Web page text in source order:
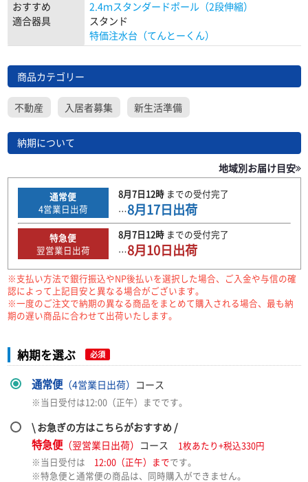
おすすめ
適合器具
2.4ｍスタンダードポール（2段伸縮）
スタンド
特価注水台（てんとーくん）
商品カテゴリー
不動産 入居者募集 新生活準備
納期について
地域別お届け目安
通常便
4営業日出荷
8月7日12時までの受付完了
…8月17日出荷
特急便
翌営業日出荷
8月7日12時までの受付完了
…8月10日出荷
※支払い方法で銀行振込やNP後払いを選択した場合、ご入金や与信の確
認によって上記目安と異なる場合がございます。
※一度のご注文で納期の異なる商品をまとめて購入される場合、最も納
期の遅い商品に合わせて出荷いたします。
納期を選ぶ 必須
通常便（4営業日出荷） コース
※当日受付は12:00（正午）までです。
\ お急ぎの方はこちらがおすすめ /
特急便（翌営業日出荷） コース
1枚あたり+税込330円
※当日受付は 12:00（正午）までです。
※特急便と通常便の商品は、同時購入ができません。